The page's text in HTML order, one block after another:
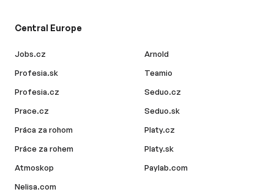
Central Europe
Jobs.cz
Profesia.sk
Profesia.cz
Prace.cz
Práca za rohom
Práce za rohem
Atmoskop
Nelisa.com
Arnold
Teamio
Seduo.cz
Seduo.sk
Platy.cz
Platy.sk
Paylab.com